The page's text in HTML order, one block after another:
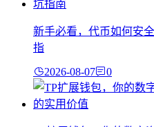
新手必看，代币如何安
指
2026-08-07 0